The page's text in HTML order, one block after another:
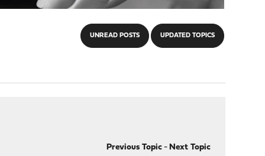
UNREAD POSTS UPDATED TOPICS
Previous Topic- Next Topic